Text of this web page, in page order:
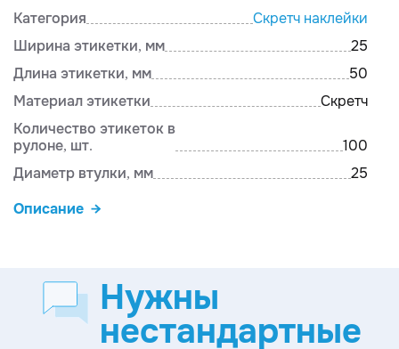
Категория
Скретч наклейки
Ширина этикетки, мм
25
Длина этикетки, мм
50
Материал этикетки
Скретч
Количество этикеток в
рулоне, шт.
100
Диаметр втулки, мм
25
Описание
Нужны
нестандартные